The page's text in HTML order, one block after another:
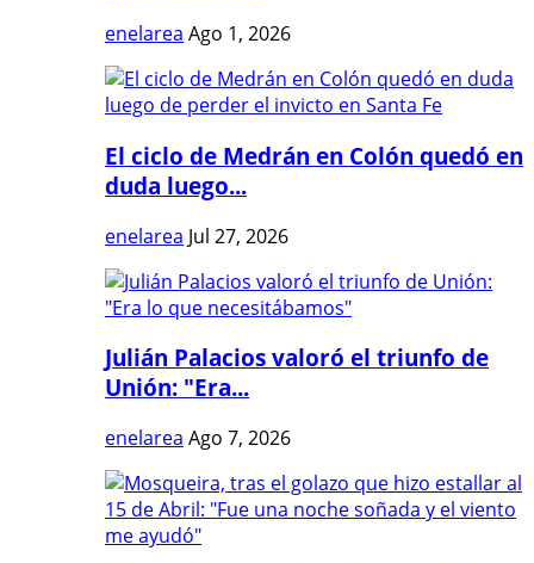
enelarea Ago 1, 2026
El ciclo de Medrán en Colón quedó en
duda luego...
enelarea Jul 27, 2026
Julián Palacios valoró el triunfo de
Unión: "Era...
enelarea Ago 7, 2026